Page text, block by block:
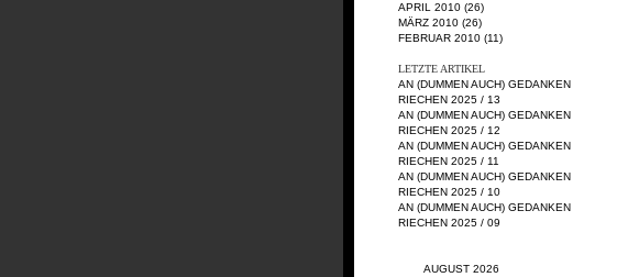
APRIL 2010 (26)
MÄRZ 2010 (26)
FEBRUAR 2010 (11)
LETZTE ARTIKEL
AN (DUMMEN AUCH) GEDANKEN
RIECHEN 2025 / 13
AN (DUMMEN AUCH) GEDANKEN
RIECHEN 2025 / 12
AN (DUMMEN AUCH) GEDANKEN
RIECHEN 2025 / 11
AN (DUMMEN AUCH) GEDANKEN
RIECHEN 2025 / 10
AN (DUMMEN AUCH) GEDANKEN
RIECHEN 2025 / 09
AUGUST 2026